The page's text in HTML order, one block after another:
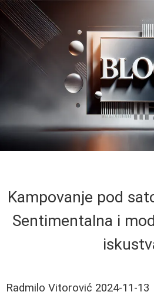
Kampovanje pod
Sentimentalna i
Radmilo Vitorović 2024-11-13